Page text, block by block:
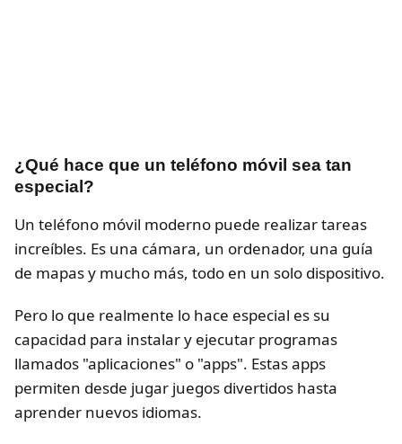
¿Qué hace que un teléfono móvil sea tan
especial?
Un teléfono móvil moderno puede realizar tareas
increíbles. Es una cámara, un ordenador, una guía
de mapas y mucho más, todo en un solo dispositivo.
Pero lo que realmente lo hace especial es su
capacidad para instalar y ejecutar programas
llamados "aplicaciones" o "apps". Estas apps
permiten desde jugar juegos divertidos hasta
aprender nuevos idiomas.